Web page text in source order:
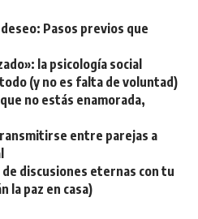
Pasos previos que
la psicología social
(y no es falta de voluntad)
no estás enamorada,
entre parejas a
discusiones eternas con tu
la paz en casa)